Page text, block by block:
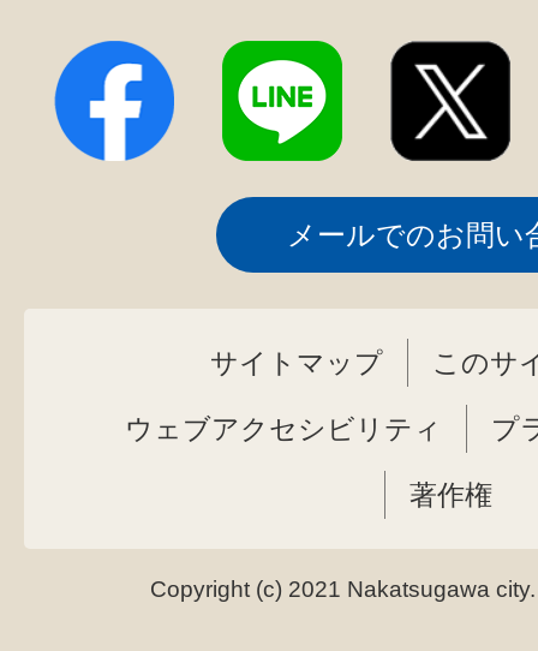
メールでのお問い
サイトマップ このサ
ウェブアクセシビリティ プ
著作権
Copyright (c) 2021 Nakatsugawa